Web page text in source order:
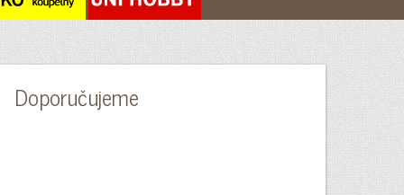
Doporučujeme